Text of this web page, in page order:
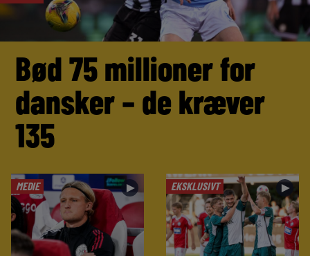
Bød 75 millioner for
dansker – de kræver
135
MEDIE ► EKSKLUSIVT ►